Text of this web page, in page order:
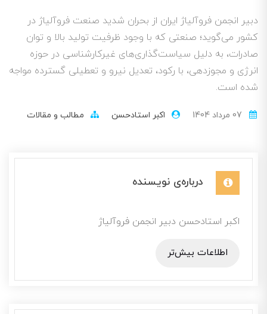
دبیر انجمن فروآلیاژ ایران از بحران شدید صنعت فروآلیاژ در
کشور می‌گوید؛ صنعتی که با وجود ظرفیت تولید بالا و توان
صادرات، به دلیل سیاست‌گذاری‌های غیرکارشناسی در حوزه
انرژی و مجوزدهی، با رکود، تعدیل نیرو و تعطیلی گسترده مواجه
شده است.
07 مرداد 1404 اکبر استادحسن مطالب و مقالات
درباره‌ی نویسنده
اکبر استادحسن دبیر انجمن فروآلیاژ
اطلاعات بیش‌تر